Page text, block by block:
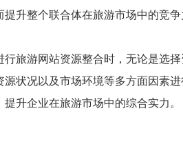
升整个联合体在旅游市场中的竞
行旅游网站资源整合时，无论是选
源状况以及市场环境等多方面因素
升企业在旅游市场中的综合实力。